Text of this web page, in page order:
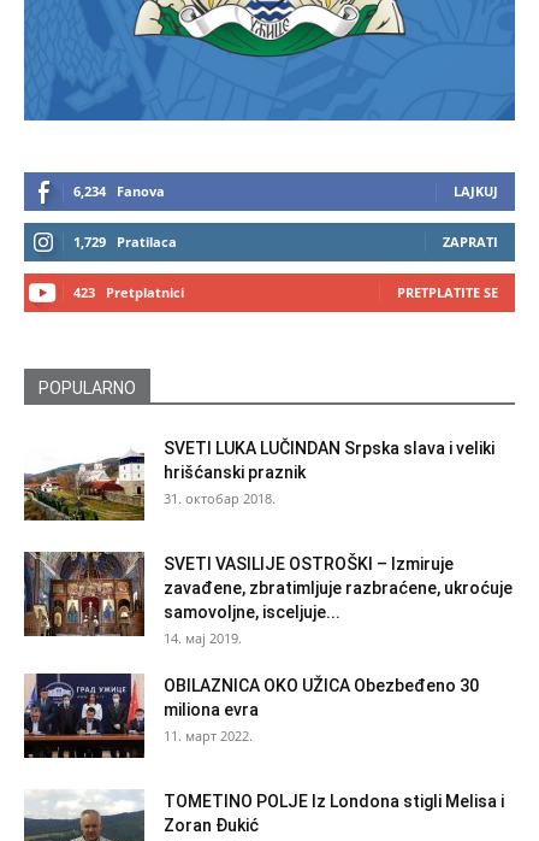
6,234 Fanova LAJKUJ
1,729 Pratilaca ZAPRATI
423 Pretplatnici PRETPLATITE SE
POPULARNO
SVETI LUKA LUČINDAN Srpska slava i veliki
hrišćanski praznik
31. октобар 2018.
SVETI VASILIJE OSTROŠKI – Izmiruje
zavađene, zbratimljuje razbraćene, ukroćuje
samovoljne, isceljuje...
14. мај 2019.
OBILAZNICA OKO UŽICA Obezbeđeno 30
miliona evra
11. март 2022.
TOMETINO POLJE Iz Londona stigli Melisa i
Zoran Đukić